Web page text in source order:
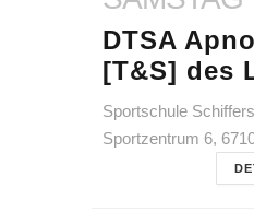
DTSA
[T&S] des
Sportschule
Sportzentrum 6,